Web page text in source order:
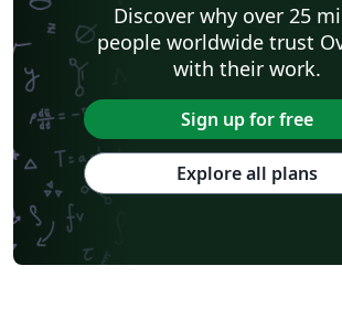
Discover why over 25
people worldwide trust
with their work.
Sign up for free
Explore all plans